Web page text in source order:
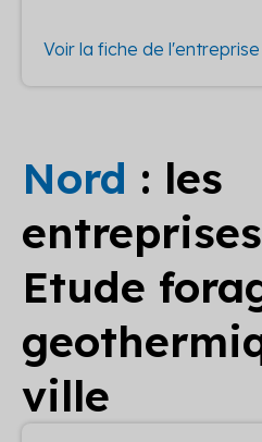
Voir la fiche de l'entreprise
Nord : les
Etude
ville